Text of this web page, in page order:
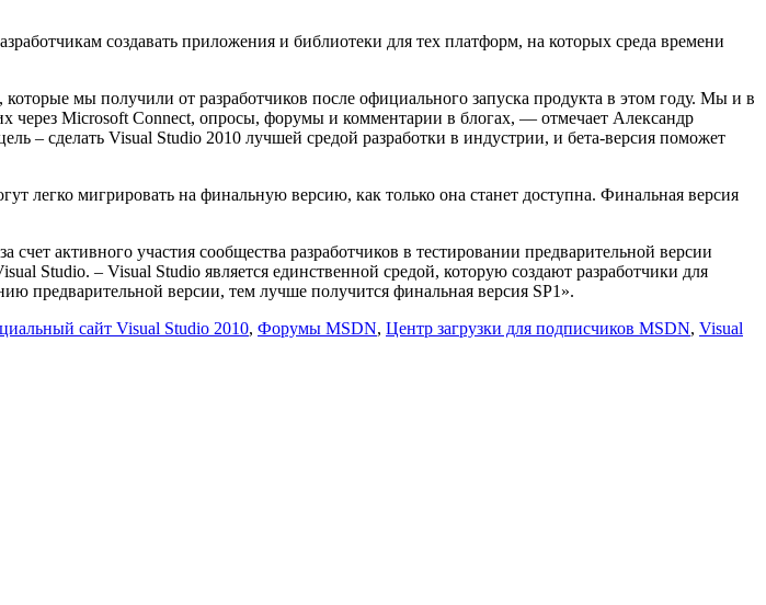
создавать приложения и библиотеки для тех платформ, на которых среда времени
мы получили от разработчиков после официального запуска продукта в этом году. Мы и в
Microsoft Connect, опросы, форумы и комментарии в блогах, — отмечает Александр
– сделать Visual Studio 2010 лучшей средой разработки в индустрии, и бета-версия поможет
мигрировать на финальную версию, как только она станет доступна. Финальная версия
активного участия сообщества разработчиков в тестировании предварительной версии
Studio. – Visual Studio является единственной средой, которую создают разработчики для
предварительной версии, тем лучше получится финальная версия SP1».
сайт Visual Studio 2010, Форумы MSDN, Центр загрузки для подписчиков MSDN, Visual